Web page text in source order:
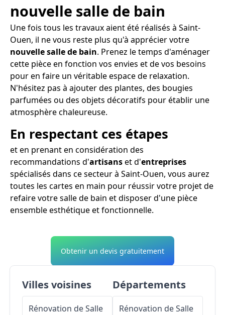
nouvelle salle de bain
Une fois tous les travaux aient été réalisés à Saint-
Ouen, il ne vous reste plus qu'à apprécier votre
nouvelle salle de bain. Prenez le temps d'aménager
cette pièce en fonction vos envies et de vos besoins
pour en faire un véritable espace de relaxation.
N'hésitez pas à ajouter des plantes, des bougies
parfumées ou des objets décoratifs pour établir une
atmosphère chaleureuse.
En respectant ces étapes
et en prenant en considération des
recommandations d'artisanset d'entreprises
spécialisés dans ce secteur à Saint-Ouen, vous aurez
toutes les cartes en main pour réussir votre projet de
refaire votre salle de bain et disposer d'une pièce
ensemble esthétique et fonctionnelle.
Obtenir un devis gratuitement
Villes voisines
Rénovation de Salle
Départements
Rénovation de Salle